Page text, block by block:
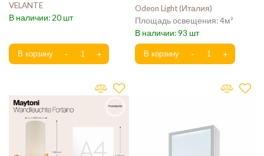
VELANTE
20
Odeon Light Италия
4
93